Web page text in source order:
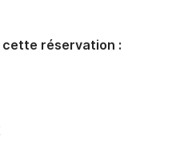
réservation :